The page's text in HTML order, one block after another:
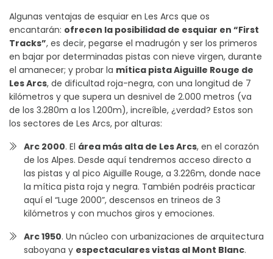
Algunas ventajas de esquiar en Les Arcs que os
encantarán: ofrecen la posibilidad de esquiar en “First
Tracks”, es decir, pegarse el madrugón y ser los primeros
en bajar por determinadas pistas con nieve virgen, durante
el amanecer; y probar la mítica pista Aiguille Rouge de
Les Arcs, de dificultad roja-negra, con una longitud de 7
kilómetros y que supera un desnivel de 2.000 metros (va
de los 3.280m a los 1.200m), increíble, ¿verdad? Estos son
los sectores de Les Arcs, por alturas:
Arc 2000. El área más alta de Les Arcs, en el corazón
de los Alpes. Desde aquí tendremos acceso directo a
las pistas y al pico Aiguille Rouge, a 3.226m, donde nace
la mítica pista roja y negra. También podréis practicar
aquí el “Luge 2000”, descensos en trineos de 3
kilómetros y con muchos giros y emociones.
Arc 1950. Un núcleo con urbanizaciones de arquitectura
saboyana y espectaculares vistas al Mont Blanc.